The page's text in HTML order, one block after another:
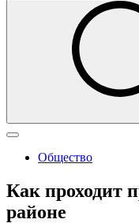
Общество
Как проходит
районе